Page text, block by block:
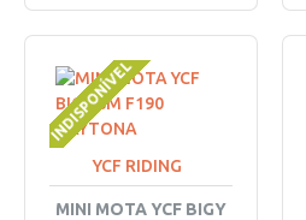
INDISPONÍVEL
YCF RIDING
MINI MOTA YCF BIGY